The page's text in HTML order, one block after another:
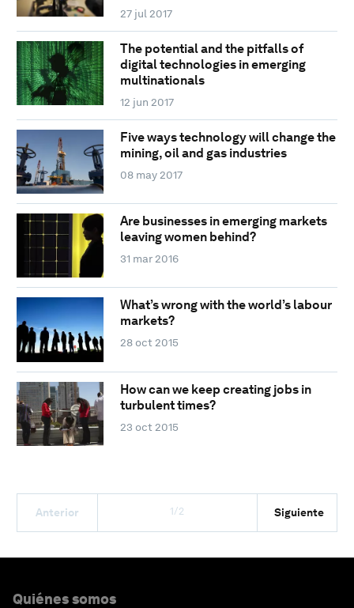
27 jul 2017
The potential and the pitfalls of
digital technologies in emerging
multinationals
12 jun 2017
Five ways technology will change the
mining, oil and gas industries
08 may 2017
Are businesses in emerging markets
leaving women behind?
31 mar 2016
What’s wrong with the world’s labour
markets?
28 oct 2015
How can we keep creating jobs in
turbulent times?
23 oct 2015
Anterior 1/2 Siguiente
Quiénes somos